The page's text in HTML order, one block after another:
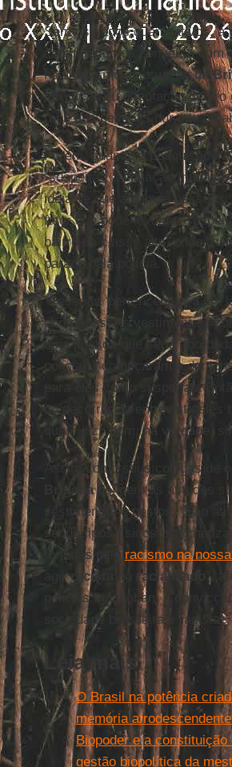
Sem os dados quantitativos, a
constatação da conversa com
haja racismo na atuação da
formação ou orientação
raça das pessoas durante as
Porém, quando a
“suspeita”, a situação
ideia de que algumas pessoas
fator que pode levantar
bairro de classe alta, onde
parado pela polícia.
“Pessoas ‘pertencentes’ a
abordadas. As vestimentas,
uma pessoa que seria
policiais) começaram a
para eles como suspeitas.
no decorrer da entrevista eles
quem diz: ‘bom, na verdade,
Assim como seus colegas de
Brigadadefinem as atitudes
vestimentas e gestos. “São
sendo tipos físicos
forjadas pelo racismo na
agirracista ou racializado ”,
policias mantinham a
sociedade brasileira é racista.
Leia mais
O Brasil na potência
memória
Biopoder e a
gestão biopolítica da